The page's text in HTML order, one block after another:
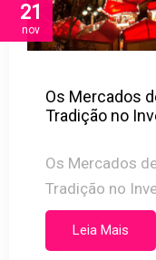
21
nov
Os Mercados
Tradição no
Os Mercados
Tradição no
Leia Mais